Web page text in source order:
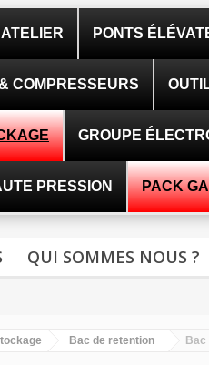
PONTS
COMPRESSEURS
GROUPE
PRESSION PACK
QUI SOMMES NOUS ?
Bac de retention Bac